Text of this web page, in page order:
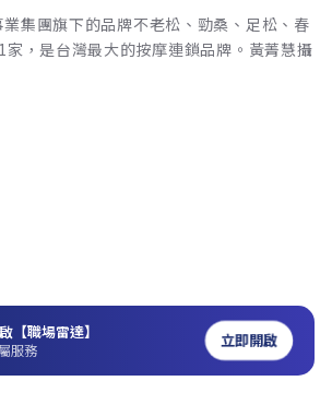
集團旗下的品牌不老松、勁桑、足松、春
家，是台灣最大的按摩連鎖品牌。黃菁慧攝
【職場雷達】
服務 立即開啟